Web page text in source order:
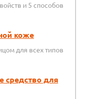
и 5 способов
коже
для всех типов
средство для